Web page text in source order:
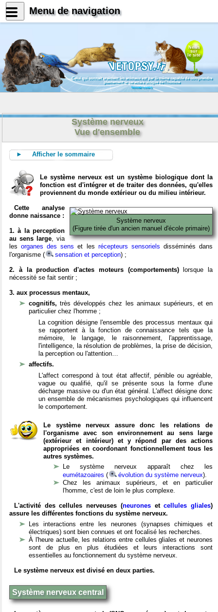
News
sur
le site
Celui qui connait vraiment les animaux est par là même capable de comprendre
pleinement le caractère unique de l'homme
Konrad Lorenz
Système nerveux
Vue d'ensemble
► Afficher le sommaire
Le système nerveux est un système biologique dont la
fonction est d'intégrer et de traiter des données, qu'elles
proviennent du monde extérieur ou du milieu intérieur.
Système nerveux
(Figure tirée d'un ancien manuel d'école primaire)
Cette analyse
donne naissance :
1. à la perception
au sens large, via
lesorganes des sens et les récepteurs sensoriels disséminés dans
l'organisme (
sensation et perception) ;
2. à la production d'actes moteurs (comportements)lorsque la
nécessité se fait sentir ;
3. aux processus mentaux,
cognitifs,très développés chez les animaux supérieurs, et en
particulier chez l'homme ;
La cognition désigne l'ensemble des processus mentaux qui
se rapportent à la fonction de connaissance tels que la
mémoire, le langage, le raisonnement, l'apprentissage,
l'intelligence, la résolution de problèmes, la prise de décision,
la perception ou l'attention…
affectifs.
L'affect correspond à tout état affectif, pénible ou agréable,
vague ou qualifié, qu'il se présente sous la forme d'une
décharge massive ou d'un état général. L'affect désigne donc
un ensemble de mécanismes psychologiques qui influencent
le comportement.
Le système nerveux assure donc les relations de
l'organisme avec son environnement au sens large
(extérieur et intérieur) et y répond par des actions
appropriées en coordonant fonctionnellement tous les
autres systèmes.
Le système nerveux apparaît chez les
eumétazoaires ( évolution du système nerveux).
Chez les animaux supérieurs, et en particulier
l'homme, c'est de loin le plus complexe.
L'activité des cellules nerveuses (neuronesetcellules gliales)
assure les différentes fonctions du système nerveux.
Les interactions entre les neurones (synapses chimiques et
électriques) sont bien connues et ont focalisé les recherches.
À l'heure actuelle, les relations entre cellules gliales et neurones
sont de plus en plus étudiées et leurs interactions sont
essentielles au fonctionnement du système nerveux.
Le système nerveux est divisé en deux parties.
Système nerveux central
Menu de navigation